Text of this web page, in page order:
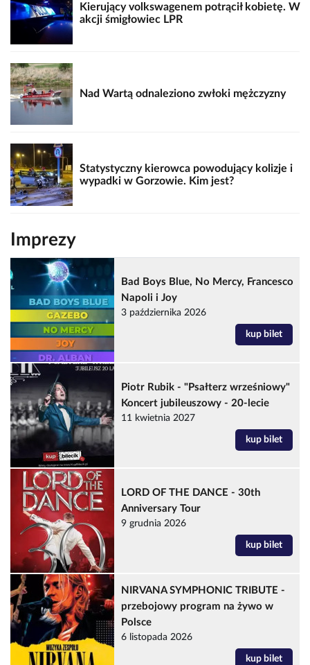
Kierujący volkswagenem potrącił kobietę. W
akcji śmigłowiec LPR
Nad Wartą odnaleziono zwłoki mężczyzny
Statystyczny kierowca powodujący kolizje i
wypadki w Gorzowie. Kim jest?
Imprezy
Bad Boys Blue, No Mercy, Francesco
Napoli i Joy
3 października 2026
kup bilet
Piotr Rubik - "Psałterz wrześniowy"
Koncert jubileuszowy - 20-lecie
11 kwietnia 2027
kup bilet
LORD OF THE DANCE - 30th
Anniversary Tour
9 grudnia 2026
kup bilet
NIRVANA SYMPHONIC TRIBUTE -
przebojowy program na żywo w
Polsce
6 listopada 2026
kup bilet